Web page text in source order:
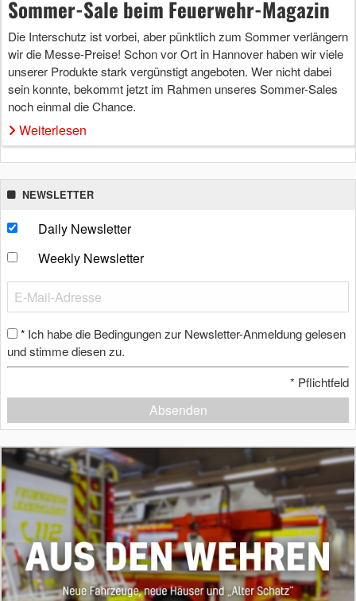
Sommer-Sale beim Feuerwehr-Magazin
Die Interschutz ist vorbei, aber pünktlich zum Sommer verlängern
wir die Messe-Preise! Schon vor Ort in Hannover haben wir viele
unserer Produkte stark vergünstigt angeboten. Wer nicht dabei
sein konnte, bekommt jetzt im Rahmen unseres Sommer-Sales
noch einmal die Chance.
Weiterlesen
NEWSLETTER
Daily Newsletter
Weekly Newsletter
* Ich habe die Bedingungen zur Newsletter-Anmeldung gelesen
und stimme diesen zu.
* Pflichtfeld
Absenden